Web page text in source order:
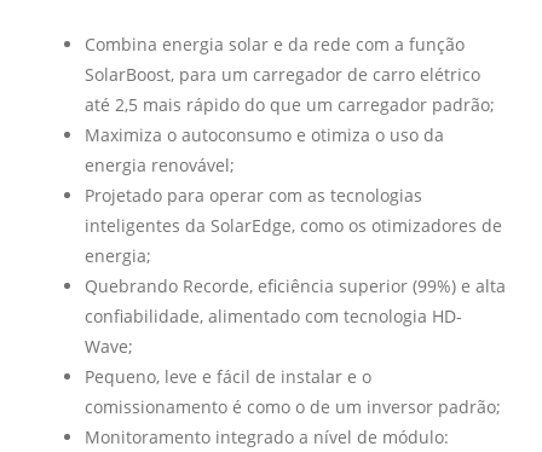
Combina energia solar e da rede com a função
SolarBoost, para um carregador de carro elétrico
até 2,5 mais rápido do que um carregador padrão;
Maximiza o autoconsumo e otimiza o uso da
energia renovável;
Projetado para operar com as tecnologias
inteligentes da SolarEdge, como os otimizadores de
energia;
Quebrando Recorde, eficiência superior (99%) e alta
confiabilidade, alimentado com tecnologia HD-
Wave;
Pequeno, leve e fácil de instalar e o
comissionamento é como o de um inversor padrão;
Monitoramento integrado a nível de módulo: